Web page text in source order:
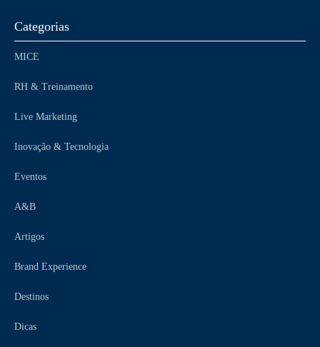
Categorias
MICE
RH & Treinamento
Live Marketing
Inovação & Tecnologia
Eventos
A&B
Artigos
Brand Experience
Destinos
Dicas